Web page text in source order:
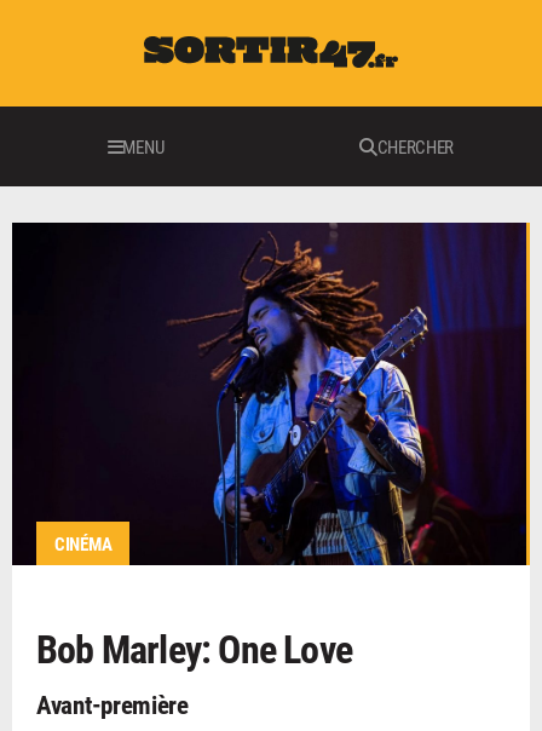
MENU CHERCHER
CINÉMA
Bob Marley: One Love
Avant-première